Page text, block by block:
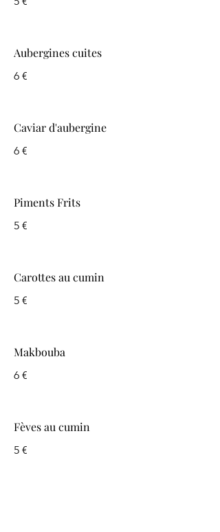
Aubergines cuites
6 €
Caviar d'aubergine
6 €
Piments Frits
5 €
Carottes au cumin
5 €
Makbouba
6 €
Fèves au cumin
5 €